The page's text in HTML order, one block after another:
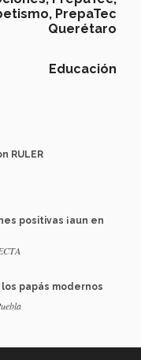
PrepaTec
Querétaro
Educación
RULER
positivas ¡aun en
papás modernos